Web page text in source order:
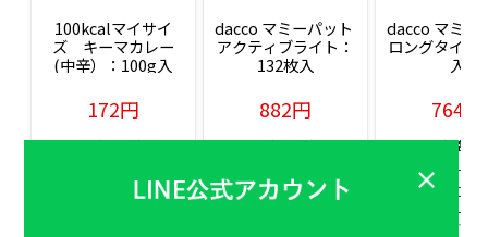
100kcalマイサイ
ズ　キーマカレー
(中辛）：100g入
172円
販売価格(税込)
dacco マミーパット
アクティブライト：
132枚入
882円
販売価格(税込)
dacco マミー
ロングタイム
入
764円
販売価格(税